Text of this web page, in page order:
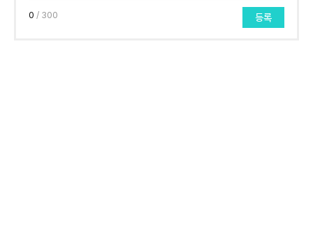
0 / 300 등록